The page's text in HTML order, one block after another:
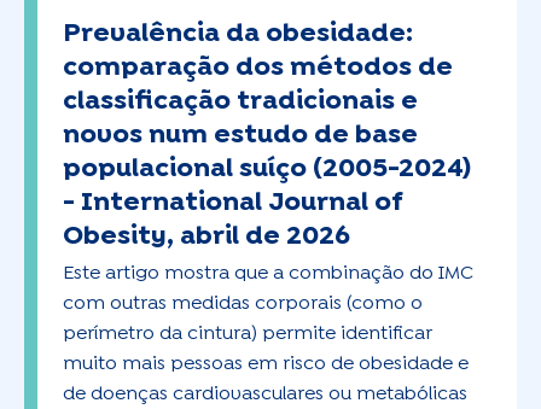
Prevalência da obesidade:
comparação dos métodos de
classificação tradicionais e
novos num estudo de base
populacional suíço (2005-2024)
- International Journal of
Obesity, abril de 2026
Este artigo mostra que a combinação do IMC
com outras medidas corporais (como o
perímetro da cintura) permite identificar
muito mais pessoas em risco de obesidade e
de doenças cardiovasculares ou metabólicas